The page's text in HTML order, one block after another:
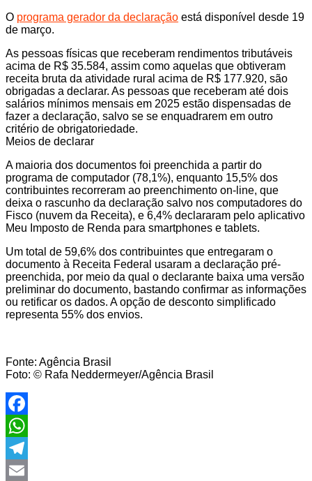
O programa gerador da declaração está disponível desde 19
de março.
As pessoas físicas que receberam rendimentos tributáveis
acima de R$ 35.584, assim como aquelas que obtiveram
receita bruta da atividade rural acima de R$ 177.920, são
obrigadas a declarar. As pessoas que receberam até dois
salários mínimos mensais em 2025 estão dispensadas de
fazer a declaração, salvo se se enquadrarem em outro
critério de obrigatoriedade.
Meios de declarar
A maioria dos documentos foi preenchida a partir do
programa de computador (78,1%), enquanto 15,5% dos
contribuintes recorreram ao preenchimento on-line, que
deixa o rascunho da declaração salvo nos computadores do
Fisco (nuvem da Receita), e 6,4% declararam pelo aplicativo
Meu Imposto de Renda para smartphones e tablets.
Um total de 59,6% dos contribuintes que entregaram o
documento à Receita Federal usaram a declaração pré-
preenchida, por meio da qual o declarante baixa uma versão
preliminar do documento, bastando confirmar as informações
ou retificar os dados. A opção de desconto simplificado
representa 55% dos envios.
Fonte: Agência Brasil
Foto: © Rafa Neddermeyer/Agência Brasil
Facebook
WhatsApp
Telegram